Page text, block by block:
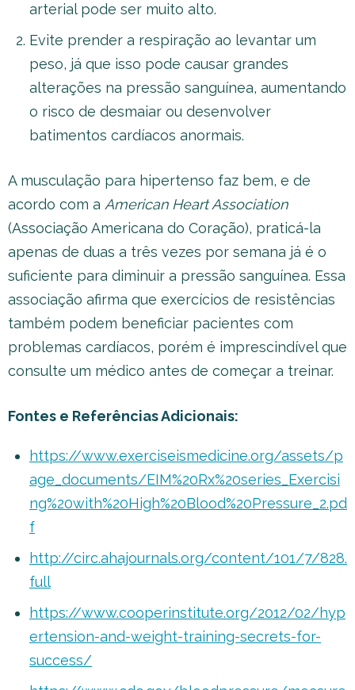
arterial pode ser muito alto.
Evite prender a respiração ao levantar um
peso, já que isso pode causar grandes
alterações na pressão sanguínea, aumentando
o risco de desmaiar ou desenvolver
batimentos cardíacos anormais.
A musculação para hipertenso faz bem, e de
acordo com a American Heart Association
(Associação Americana do Coração), praticá-la
apenas de duas a três vezes por semana já é o
suficiente para diminuir a pressão sanguínea. Essa
associação afirma que exercícios de resistências
também podem beneficiar pacientes com
problemas cardíacos, porém é imprescindível que
consulte um médico antes de começar a treinar.
Fontes e Referências Adicionais:
https://www.exerciseismedicine.org/assets/p
age_documents/EIM%20Rx%20series_Exercisi
ng%20with%20High%20Blood%20Pressure_2.pd
f
http://circ.ahajournals.org/content/101/7/828.
full
https://www.cooperinstitute.org/2012/02/hyp
ertension-and-weight-training-secrets-for-
success/